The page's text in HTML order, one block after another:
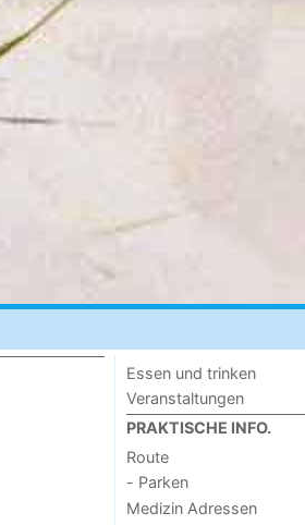
Essen und trinken
Veranstaltungen
PRAKTISCHE INFO.
Route
- Parken
Medizin Adressen